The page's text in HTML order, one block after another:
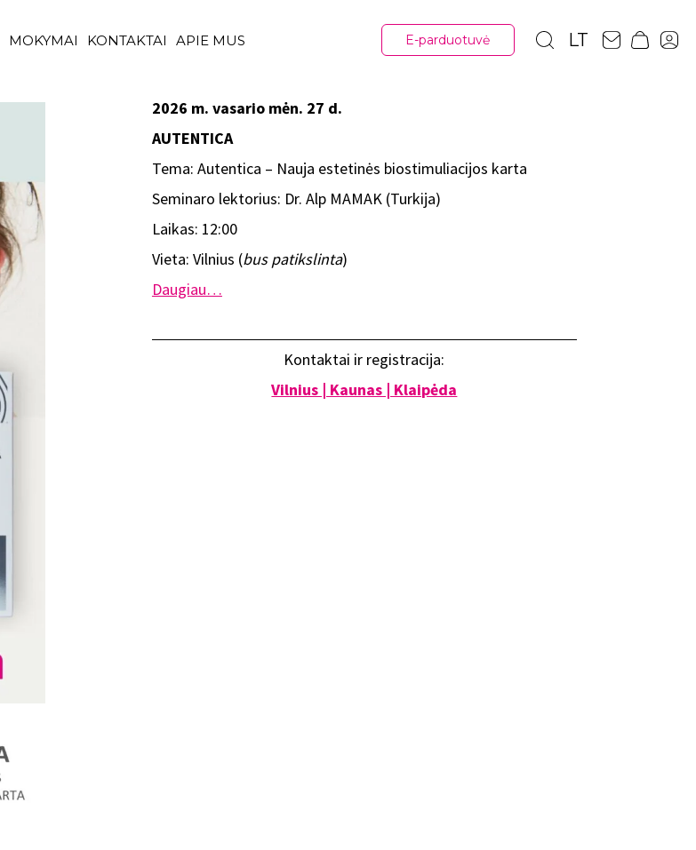
MOKYMAI KONTAKTAI APIE MUS E-parduotuvė LT
2026 m. vasario mėn. 27 d.
AUTENTICA
Tema: Autentica – Nauja estetinės biostimuliacijos karta
Seminaro lektorius: Dr. Alp MAMAK (Turkija)
Laikas: 12:00
Vieta: Vilnius (bus patikslinta)
Daugiau…
Kontaktai ir registracija:
Vilnius | Kaunas | Klaipėda